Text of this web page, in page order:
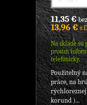
11,35 €
13,96 €s
Na sklade sú
prosím
telefonicky.
Použiteľný
práce, na
rýchloreznej
korund )...